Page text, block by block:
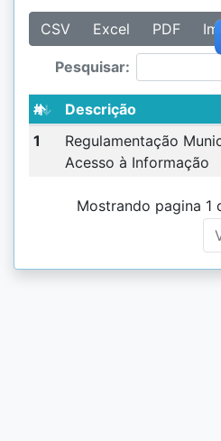
CSV Excel PDF
Pesquisar:
# Descrição
1
Regulamentação
Acesso à Informação
Mostrando pagina 1